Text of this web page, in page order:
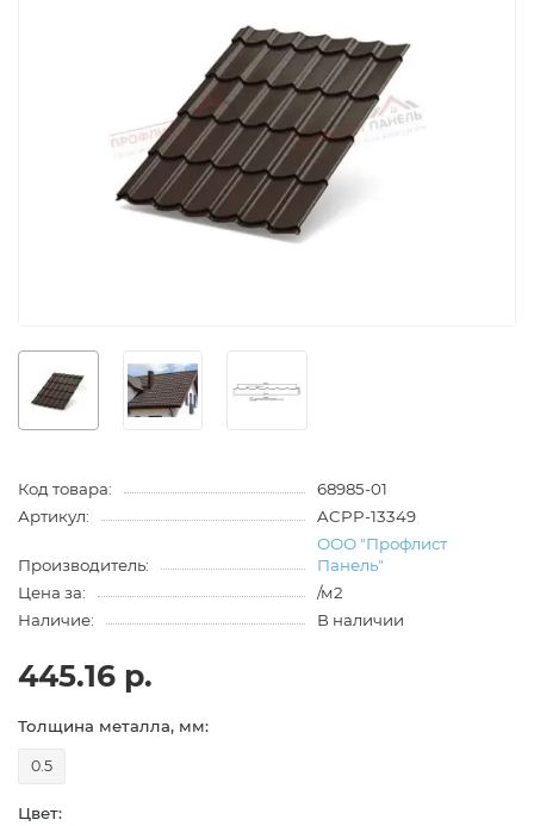
Код товара:
68985-01
Артикул:
ACPP-13349
Производитель:
ООО "Профлист
Панель"
Цена за:
/м2
Наличие:
В наличии
445.16 р.
Толщина металла, мм:
0.5
Цвет: